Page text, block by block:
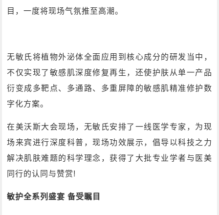
目，一度将现场气氛推至高潮。
无敏氏将植物外泌体全面应用到核心成分的研发当中，
不仅实现了敏感肌深度修复再生，还使护肤从单一产品
衍变成多靶点、多通路、多重屏障的敏感肌精准修护数
字化方案。
在美沃斯大会现场，无敏氏安排了一线医学专家，为现
场来宾进行深度科普，现场功效展示，倡导以科技之力
解决肌肤难题的科学理念，获得了大批专业学者与医美
同行的认同与赞赏!
敏护全系列盛宴 备受瞩目